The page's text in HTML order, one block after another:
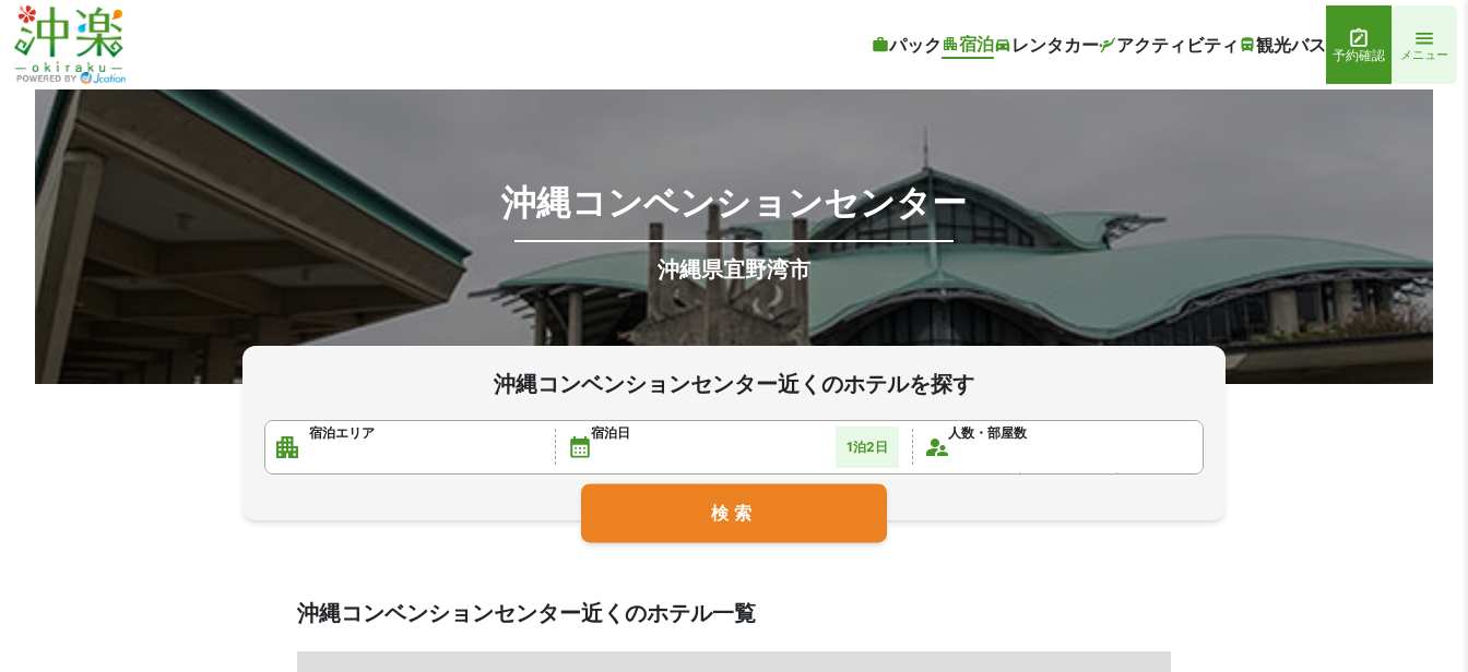
パック 宿泊 レンタカー アクティビティ 観光バス 予約確認 メニュー
沖縄コンベンションセンター
沖縄県宜野湾市
沖縄コンベンションセンター近くのホテルを探す
宿泊エリア
宿泊日
1泊2日
人数・部屋数
検索
沖縄コンベンションセンター近くのホテル一覧